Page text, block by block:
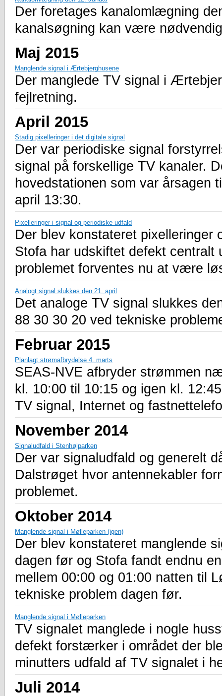
Der foretages kanalomlægning
kanalsøgning kan være
Maj 2015
Manglende signal i Ærtebjerghusene
Der manglede TV signal i
fejlretning.
April 2015
Stadig pixelleringer i det digitale signal
Der var periodiske signal
signal på forskellige TV kanaler.
hovedstationen som var årsagen
april 13:30.
Pixelleringer i signal og periodiske udfald
Der blev konstateret pixelleringer
Stofa har udskiftet defekt centralt
problemet forventes nu at være
Analogt signal slukkes den 21. april
Det analoge TV signal slukkes
88 30 30 20 ved tekniske
Februar 2015
Planlagt strømafbrydelse 4. marts
SEAS-NVE afbryder strømmen
kl. 10:00 til 10:15 og igen kl.
TV signal, Internet og
November 2014
Signaludfald i Stenhøjparken
Der var signaludfald og generelt
Dalstrøget hvor antennekabler
problemet.
Oktober 2014
Manglende signal i Mølleparken (igen)
Der blev konstateret manglende
dagen før og Stofa fandt endnu
mellem 00:00 og 01:00 natten til
tekniske problem dagen før.
Manglende signal i Mølleparken
TV signalet manglede i nogle
defekt forstærker i området der
minutters udfald af TV signalet i
Juli 2014